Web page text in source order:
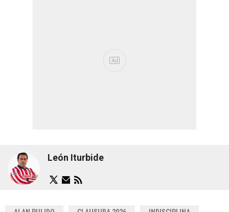
León Iturbide